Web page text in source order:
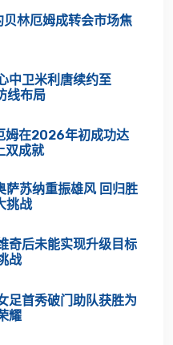
贝林厄姆成转会市场焦
中卫米利唐续约至
线布局
姆在2026年初成功达
双成就
萨苏纳重振雄风 回归胜
挑战
奇后未能实现升级目标
战
足首秀破门助队获胜为
耀